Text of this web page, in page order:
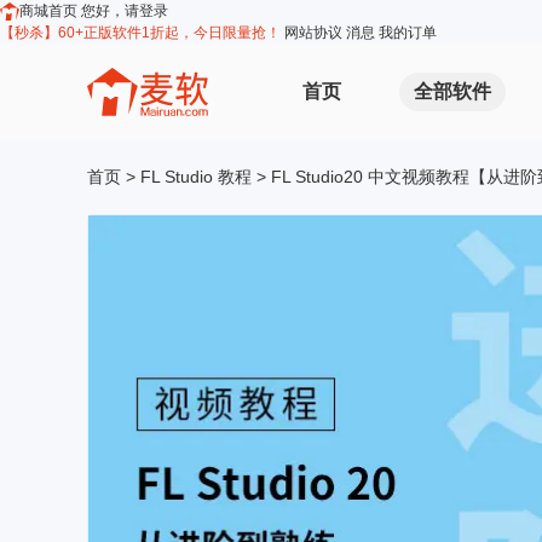
商城首页 您好，请登录
【秒杀】60+正版软件1折起，今日限量抢！
网站协议 消息 我的订单
首页 全部软件
首页 > FL Studio 教程 > FL Studio20 中文视频教程【从进